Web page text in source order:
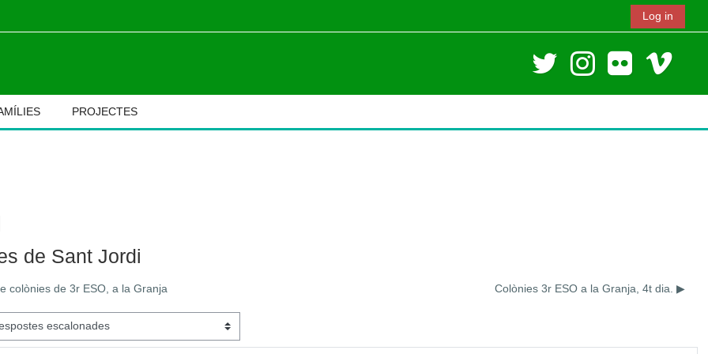
Log in
PROJECTES
de Sant Jordi
colònies de 3r ESO, a la Granja Colònies 3r ESO a la Granja, 4t dia. ▶︎